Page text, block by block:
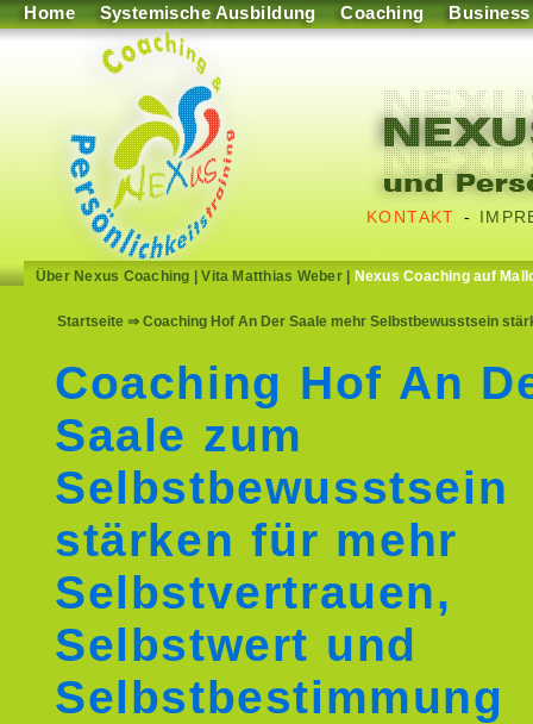
Home Systemische Ausbildung Coaching Business
KONTAKT -
Über Nexus Coaching |Vita Matthias Weber| Nexus Coaching auf
Startseite ⇒ Coaching Hof An Der Saale mehr Selbstbewusstsein
Coaching Hof An
Saale zum
Selbstbewusstsein
stärken für mehr
Selbstvertrauen,
Selbstwert und
Selbstbestimmung